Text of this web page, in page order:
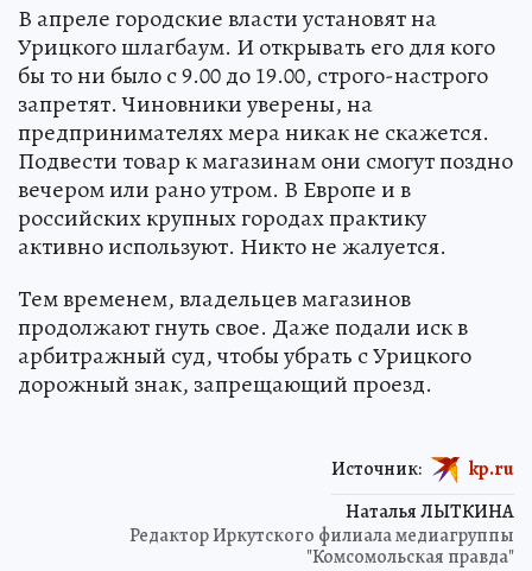
В апреле городские власти установят на
Урицкого шлагбаум. И открывать его для кого
бы то ни было с 9.00 до 19.00, строго-настрого
запретят. Чиновники уверены, на
предпринимателях мера никак не скажется.
Подвести товар к магазинам они смогут поздно
вечером или рано утром. В Европе и в
российских крупных городах практику
активно используют. Никто не жалуется.
Тем временем, владельцев магазинов
продолжают гнуть свое. Даже подали иск в
арбитражный суд, чтобы убрать с Урицкого
дорожный знак, запрещающий проезд.
Наталья ЛЫТКИНА
Редактор Иркутского филиала медиагруппы
"Комсомольская правда"
Источник: kp.ru